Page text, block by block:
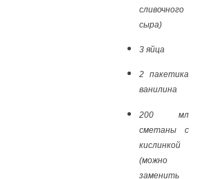
сливочного
сыра)
3 яйца
2 пакетика
ванилина
200 мл
сметаны с
кислинкой
(можно
заменить